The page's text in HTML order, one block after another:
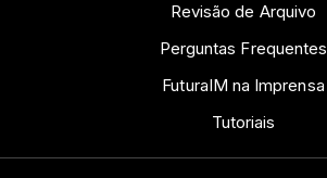
Revisão de Arquivo
Perguntas Frequentes
FuturaIM na Imprensa
Tutoriais